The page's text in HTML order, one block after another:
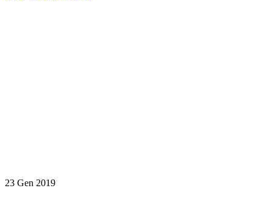
23 Gen 2019